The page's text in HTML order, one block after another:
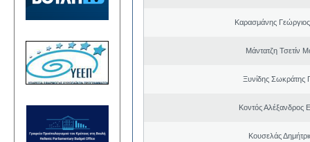
Καρασμάνης
Μάντατζη Τσετίν
Ξυνίδης Σωκράτης
Κοντός Αλέξανδρος
Κουσελάς